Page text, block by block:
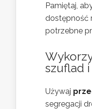
Pamiętaj,
dostępność
potrzebne
szuflad
Używaj
segregacji